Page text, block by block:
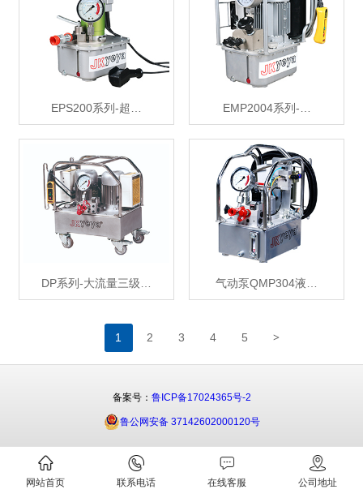
EPS200系列-超… EMP2004系列-…
DP系列-大流量三级… 气动泵QMP304液…
1 2 3 4 5 >
网站首页 联系电话 在线客服 公司地址
备案号： 鲁ICP备17024365号-2
鲁公网安备 37142602000120号